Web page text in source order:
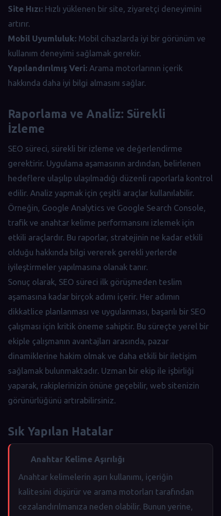
Site Hızı: Hızlı yüklenen bir site, ziyaretçi deneyimini
artırır.
Mobil Uyumluluk: Mobil cihazlarda iyi bir görünüm ve
kullanım deneyimi sağlamak gerekir.
Yapılandırılmış Veri: Arama motorlarının içerik
hakkında daha iyi bilgi almasını sağlar.
Raporlama ve Analiz: Sürekli
İzleme
SEO süreci, sürekli bir izleme ve değerlendirme
gerektirir. Uygulama aşamasının ardından, belirlenen
hedeflere ulaşılıp ulaşılmadığı düzenli raporlarla kontrol
edilir. Analiz yapmak için çeşitli araçlar kullanılabilir.
Örneğin, Google Analytics ve Google Search Console,
trafik ve anahtar kelime performansını izlemek için
etkili araçlardır. Bu raporlar, stratejinin ne kadar etkili
olduğu hakkında bilgi vererek gerekli yerlerde
iyileştirmeler yapılmasına olanak tanır.
Sonuç olarak, SEO süreci ilk görüşmeden teslim
aşamasına kadar birçok adımı içerir. Her adımın
dikkatlice planlanması ve uygulanması, başarılı bir SEO
çalışması için kritik öneme sahiptir. Bu süreçte yerel bir
ekiple çalışmanın avantajları arasında, pazar
dinamiklerine hakim olmak ve daha etkili bir iletişim
sağlamak bulunmaktadır. Uzman bir ekip ile işbirliği
yaparak, rakiplerinizin önüne geçebilir, web sitenizin
görünürlüğünü artırabilirsiniz.
Sık Yapılan Hatalar
Anahtar Kelime Aşırılığı
Anahtar kelimelerin aşırı kullanımı, içeriğin
kalitesini düşürür ve arama motorları tarafından
cezalandırılmanıza neden olabilir. Bunun yerine,